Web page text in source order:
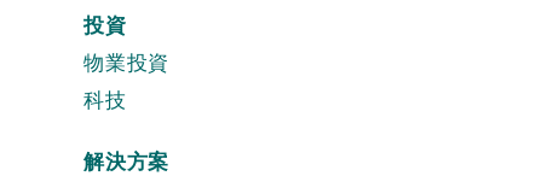
投資
物業投資
科技
解決方案